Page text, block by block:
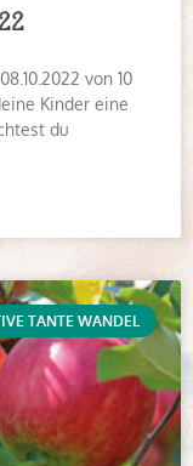
von 10
Kinder eine
du
TANTE WANDEL